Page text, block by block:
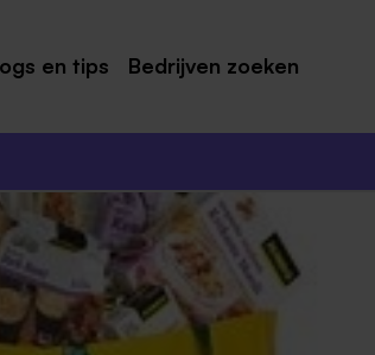
en tips Bedrijven zoeken